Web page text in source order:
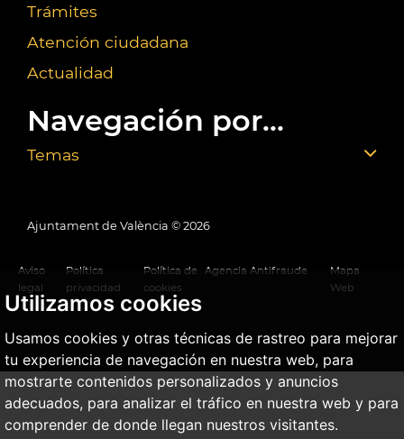
Utilizamos cookies
Usamos cookies y otras técnicas de rastreo para mejorar
tu experiencia de navegación en nuestra web, para
mostrarte contenidos personalizados y anuncios
adecuados, para analizar el tráfico en nuestra web y para
comprender de donde llegan nuestros visitantes.
Trámites
Atención ciudadana
Actualidad
Navegación por...
Temas
Ajuntament de València © 2026
Aviso
legal
Política
privacidad
Política de
cookies
Agencia Antifraude
Mapa
Web